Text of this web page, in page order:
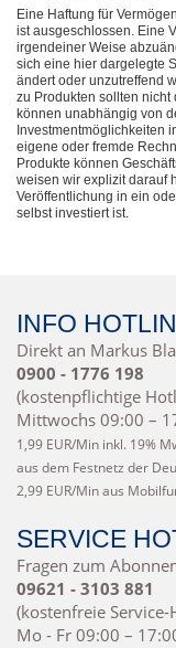
Eine Haftung für
ist ausgeschlossen. Eine
irgendeiner Weise
sich eine hier dargelegte
ändert oder unzutreffend
zu Produkten sollten nicht
können unabhängig von
Investmentmöglichkeiten
eigene oder fremde
Produkte können
weisen wir explizit darauf
Veröffentlichung in ein
selbst investiert ist.
INFO
Direkt an Markus
0900 - 1776 198
(kostenpflichtige
Mittwochs 09:00 –
1,99 EUR/Min inkl. 19%
aus dem Festnetz der
2,99 EUR/Min aus
SERVICE
Fragen zum
09621 - 3103 881
(kostenfreie Service-
Mo - Fr 09:00 –